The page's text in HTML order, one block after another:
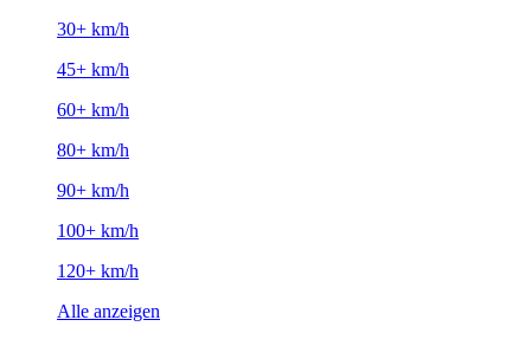
30+ km/h
45+ km/h
60+ km/h
80+ km/h
90+ km/h
100+ km/h
120+ km/h
Alle anzeigen